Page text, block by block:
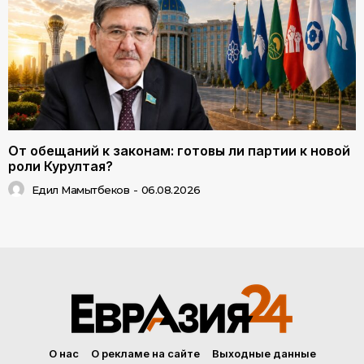
От обещаний к законам: готовы ли партии к новой
роли Курултая?
Едил Мамытбеков - 06.08.2026
О нас О рекламе на сайте Выходные данные